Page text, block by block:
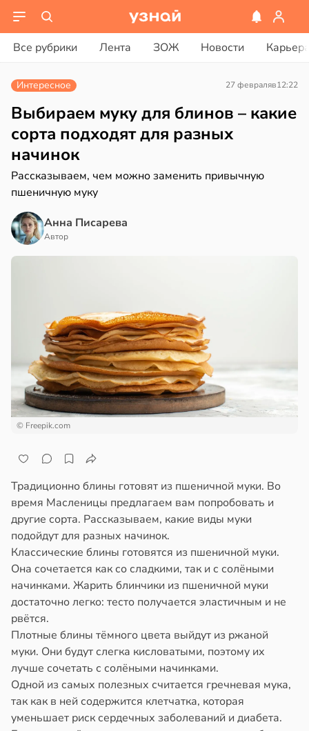
Все рубрики Лента ЗОЖ Новости
в19:49
в13:55
в21:42
Интересное 27 февраляв12:22
Выбираем муку для блинов – какие
сорта подходят для разных
начинок
Рассказываем, чем можно заменить привычную
пшеничную муку
Анна Писарева
Автор
© Freepik.com
Традиционно блины готовят из пшеничной муки. Во
время Масленицы предлагаем вам попробовать и
другие сорта. Рассказываем, какие виды муки
подойдут для разных начинок.
Классические блины готовятся из пшеничной муки.
Она сочетается как со сладкими, так и с солёными
начинками. Жарить блинчики из пшеничной муки
достаточно легко: тесто получается эластичным и не
рвётся.
Плотные блины тёмного цвета выйдут из ржаной
муки. Они будут слегка кисловатыми, поэтому их
лучше сочетать с солёными начинками.
Одной из самых полезных считается гречневая мука,
так как в ней содержится клетчатка, которая
уменьшает риск сердечных заболеваний и диабета.